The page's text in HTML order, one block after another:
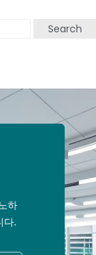
Search
하
다.